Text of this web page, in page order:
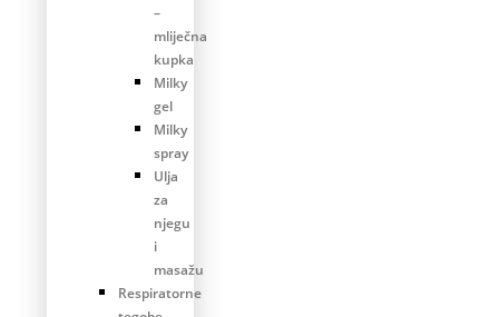
–
mliječna
kupka
Milky
gel
Milky
spray
Ulja
za
njegu
i
masažu
Respiratorne